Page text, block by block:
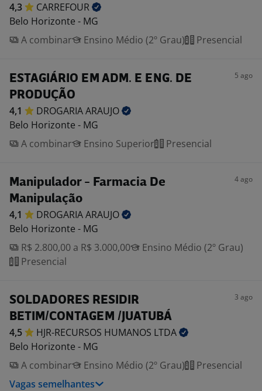
4,3
CARREFOUR
Belo Horizonte - MG
A combinar
Ensino Médio (2º Grau) Presencial
ESTAGIÁRIO EM ADM. E ENG. DE
PRODUÇÃO
5 ago
4,1 DROGARIAARAUJO
Belo Horizonte - MG
A combinar
Ensino Superior Presencial
Manipulador - Farmacia De
Manipulação
4 ago
4,1 DROGARIAARAUJO
Belo Horizonte - MG
R$ 2.800,00 a R$ 3.000,00
Ensino Médio (2º Grau)
Presencial
SOLDADORES RESIDIR
BETIM/CONTAGEM /JUATUBÁ
3 ago
4,5 HJR-RECURSOS HUMANOS LTDA
Belo Horizonte - MG
A combinar
Ensino Médio (2º Grau)
Presencial
Vagas semelhantes